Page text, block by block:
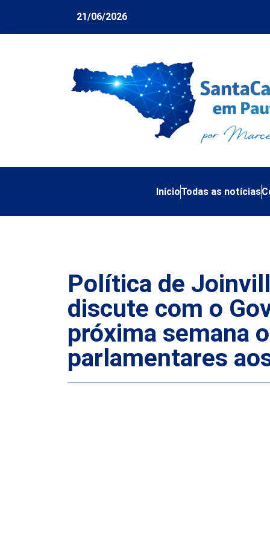
21/06/2026
InícioTodas as notícias
Política de
discute com o
próxima semana
parlamentares